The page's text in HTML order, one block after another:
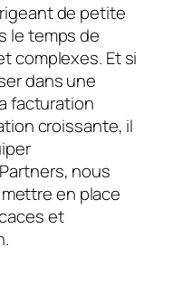
de petite
le temps de
complexes. Et si
dans une
facturation
croissante, il
nous
en place
et